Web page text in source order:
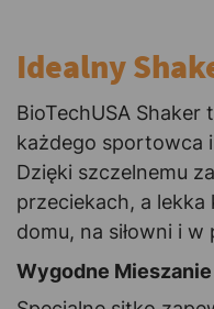
Idealny
BioTechUSA
każdego sportowca
Dzięki szczelnemu
przeciekach, a
domu, na siłowni i w
Wygodne